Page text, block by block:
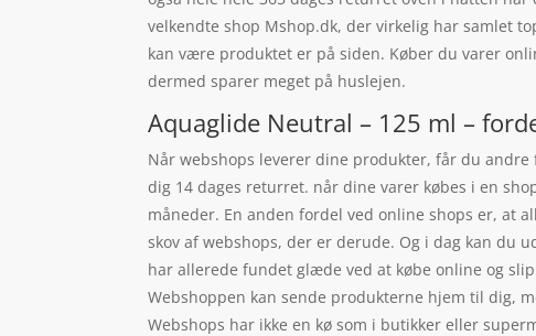
velkendte shop Mshop.dk, der virkelig har samlet
kan være produktet er på siden. Køber du varer
dermed sparer meget på huslejen.
Aquaglide Neutral – 125 ml –
Når webshops leverer dine produkter, får du
dig 14 dages returret. når dine varer købes i en
måneder. En anden fordel ved online shops er, at
skov af webshops, der er derude. Og i dag kan du
har allerede fundet glæde ved at købe online og
Webshoppen kan sende produkterne hjem til dig,
Webshops har ikke en kø som i butikker eller